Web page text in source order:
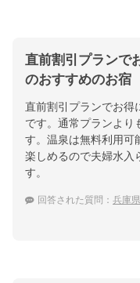
直前割引プランで
のおすすめのお宿
直前割引プランでお得
です。通常プランより
す。温泉は無料利用可
楽しめるので夫婦水入
す。
回答された質問： 兵庫県